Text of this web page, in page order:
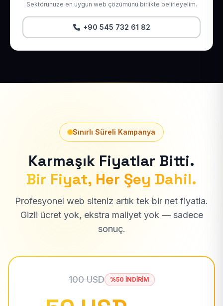
Sektörünüze en uygun web çözümünü birlikte belirleyelim.
+90 545 732 61 82
Sınırlı Süreli Kampanya
Karmaşık Fiyatlar Bitti.
Bir Fiyat, Her Şey Dahil.
Profesyonel web siteniz artık tek bir net fiyatla.
Gizli ücret yok, ekstra maliyet yok — sadece
sonuç.
100 USD %50 İNDİRİM